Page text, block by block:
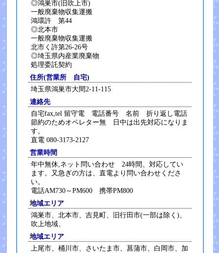
◎鴻巣市(旧吹上市)
一般廃棄物収集運搬
鴻環許 第44
◎北本市
一般廃棄物収集運搬
北市く許第26-26号
◎埼玉県内産業廃棄物
処理委託契約
住所(営業所 自宅)
埼玉県鴻巣市大間2-11-115
連絡先
自宅fax,tel 留守電 電話番号 名前 折り返し電話
節約のためオペレター無 日中は出先対応になりま
す。
直電 080-3173-2127
営業時間
年中無休,ネット問い合わせ 24時間、対応してい
ます。又急ぎの方は、直電より問い合わせくださ
い。
電話AM730～PM600 携帯PM800
地域エリア
鴻巣市、北本市、吉見町、旧行田市(一部は除く)、
吹上地域、
地域エリア
上尾市、桶川市、さいたま市、菖蒲市、白岡市、加